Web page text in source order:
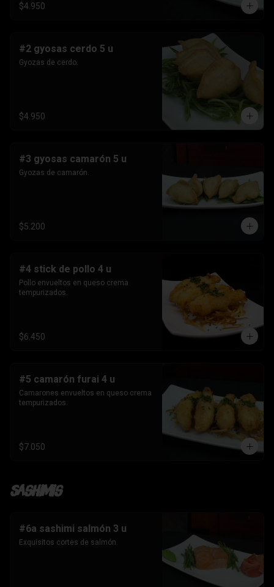
$4.950
#2 gyosas cerdo 5 u
Gyozas de cerdo.
$4.950
#3 gyosas camarón 5 u
Gyozas de camarón.
$5.200
#4 stick de pollo 4 u
Pollo envueltos en queso crema
tempurizados.
$6.450
#5 camarón furai 4 u
Camarones envueltos en queso crema
tempurizados.
$7.050
Sashimis
#6a sashimi salmón 3 u
Exquisitos cortes de salmón.